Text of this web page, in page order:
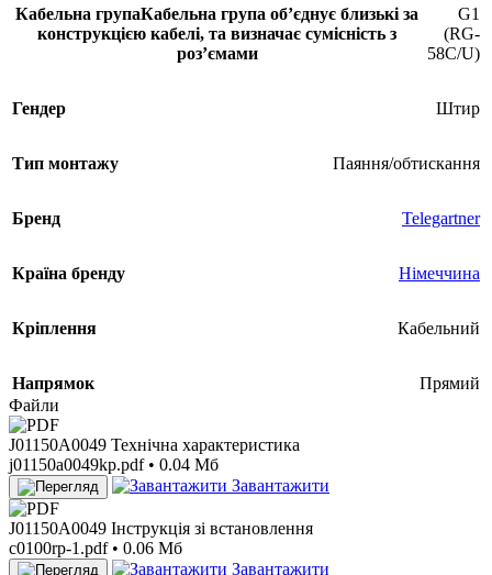
Кабельна групаКабельна група обʼєднує близькі за
конструкцією кабелі, та визначає сумісність з
розʼємами
G1
(RG-
58C/U)
Гендер Штир
Тип монтажу Паяння/обтискання
Бренд Telegartner
Країна бренду Німеччина
Кріплення Кабельний
Напрямок
Прямий
Файли
J01150A0049 Технічна характеристика
j01150a0049kp.pdf • 0.04 Мб
Завантажити
J01150A0049 Інструкція зі встановлення
c0100rp-1.pdf • 0.06 Мб
Завантажити